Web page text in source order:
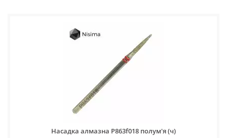
Насадка алмазна P863f018 полум'я (ч)